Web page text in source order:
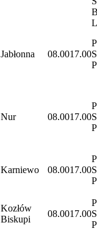
Jabłonna 08.0017.00
Nur 08.0017.00
Karniewo 08.0017.00
Kozłów
Biskupi
08.0017.00